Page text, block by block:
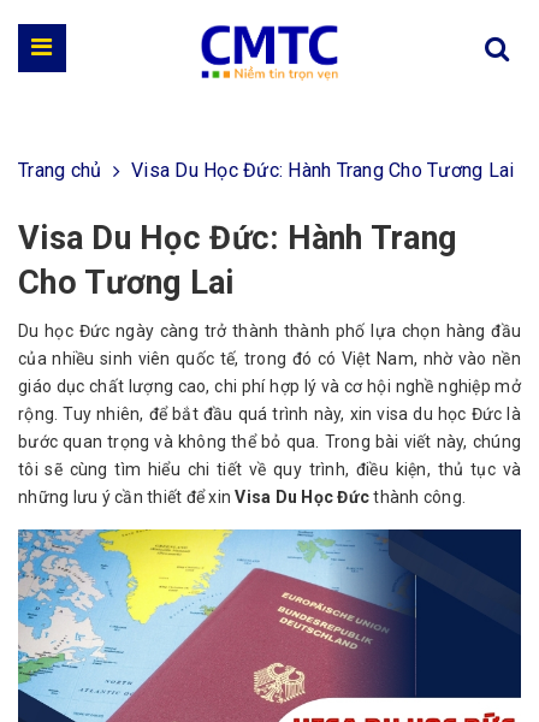
Trang chủ Visa Du Học Đức: Hành Trang Cho Tương Lai
Visa Du Học Đức: Hành Trang
Cho Tương Lai
Du học Đức ngày càng trở thành thành phố lựa chọn hàng đầu
của nhiều sinh viên quốc tế, trong đó có Việt Nam, nhờ vào nền
giáo dục chất lượng cao, chi phí hợp lý và cơ hội nghề nghiệp mở
rộng. Tuy nhiên, để bắt đầu quá trình này, xin visa du học Đức là
bước quan trọng và không thể bỏ qua. Trong bài viết này, chúng
tôi sẽ cùng tìm hiểu chi tiết về quy trình, điều kiện, thủ tục và
những lưu ý cần thiết để xin Visa Du Học Đức thành công.